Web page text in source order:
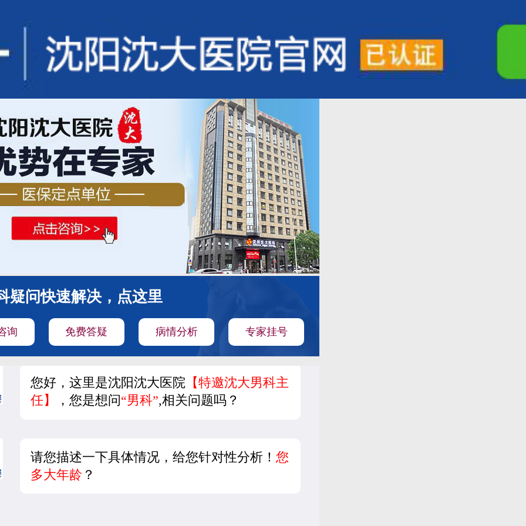
疑问快速解决，点这里
询 免费答疑 病情分析 专家挂号
您好，这里是沈阳沈大医院【特邀沈大男科主
任】
，您是想问“男科”,相关问题吗？
请您描述一下具体情况，给您针对性分析！ 您
多大年龄 ？